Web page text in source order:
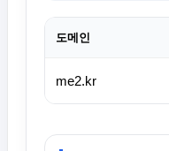
도메인
me2.kr